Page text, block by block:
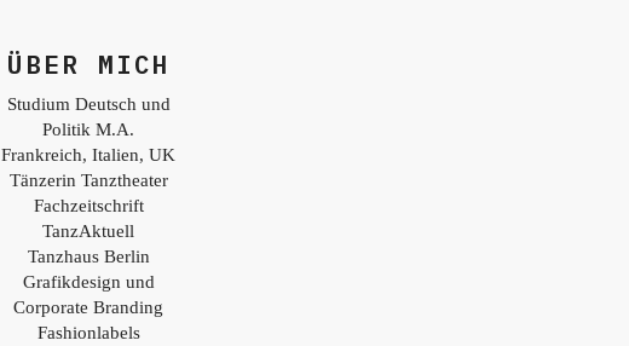
ÜBER MICH
Studium Deutsch und
Politik M.A.
Frankreich, Italien, UK
Tänzerin Tanztheater
Fachzeitschrift
TanzAktuell
Tanzhaus Berlin
Grafikdesign und
Corporate Branding
Fashionlabels